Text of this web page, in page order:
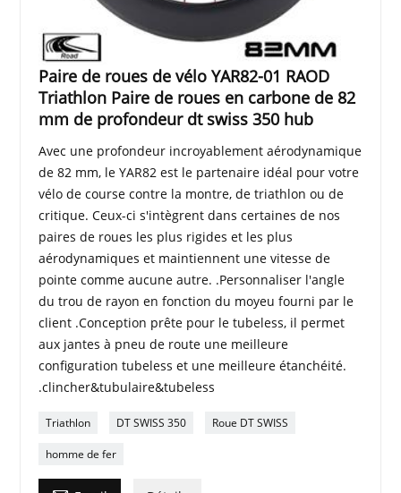
Paire de roues de vélo YAR82-01 RAOD
Triathlon Paire de roues en carbone de 82
mm de profondeur dt swiss 350 hub
Avec une profondeur incroyablement aérodynamique
de 82 mm, le YAR82 est le partenaire idéal pour votre
vélo de course contre la montre, de triathlon ou de
critique. Ceux-ci s'intègrent dans certaines de nos
paires de roues les plus rigides et les plus
aérodynamiques et maintiennent une vitesse de
pointe comme aucune autre. .Personnaliser l'angle
du trou de rayon en fonction du moyeu fourni par le
client .Conception prête pour le tubeless, il permet
aux jantes à pneu de route une meilleure
configuration tubeless et une meilleure étanchéité.
.clincher&tubulaire&tubeless
Triathlon DT SWISS 350 Roue DT SWISS
homme de fer